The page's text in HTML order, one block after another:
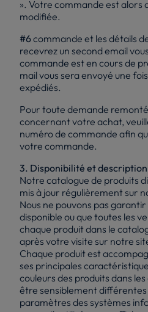
». Votre commande est alors
modifiée.
#6commande et les détails
recevrez un second email
commande est en cours de
mail vous sera envoyé une
expédiés.
Pour toute demande
concernant votre achat,
numéro de commande afin
votre commande.
3. Disponibilité et
Notre catalogue de produits
mis à jour régulièrement sur
Nous ne pouvons pas garantir
disponible ou que toutes les
chaque produit dans le
après votre visite sur notre
Chaque produit est
ses principales
couleurs des produits dans
être sensiblement différentes
paramètres des systèmes